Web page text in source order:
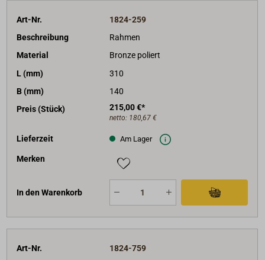
Art-Nr.
1824-259
Beschreibung
Rahmen
Material
Bronze poliert
L (mm)
310
B (mm)
140
Preis (Stück)
215,00 €*
netto: 180,67 €
Lieferzeit Am Lager
Merken
In den Warenkorb
Art-Nr.
1824-759